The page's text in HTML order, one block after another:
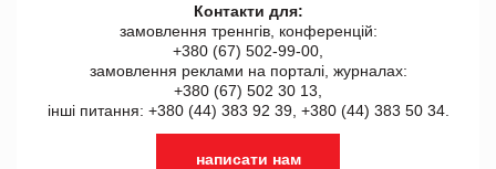
Контакти для:
замовлення треннгів, конференцій:
+380 (67) 502-99-00,
замовлення реклами на порталі, журналах:
+380 (67) 502 30 13,
інші питання: +380 (44) 383 92 39, +380 (44) 383 50 34.
написати нам